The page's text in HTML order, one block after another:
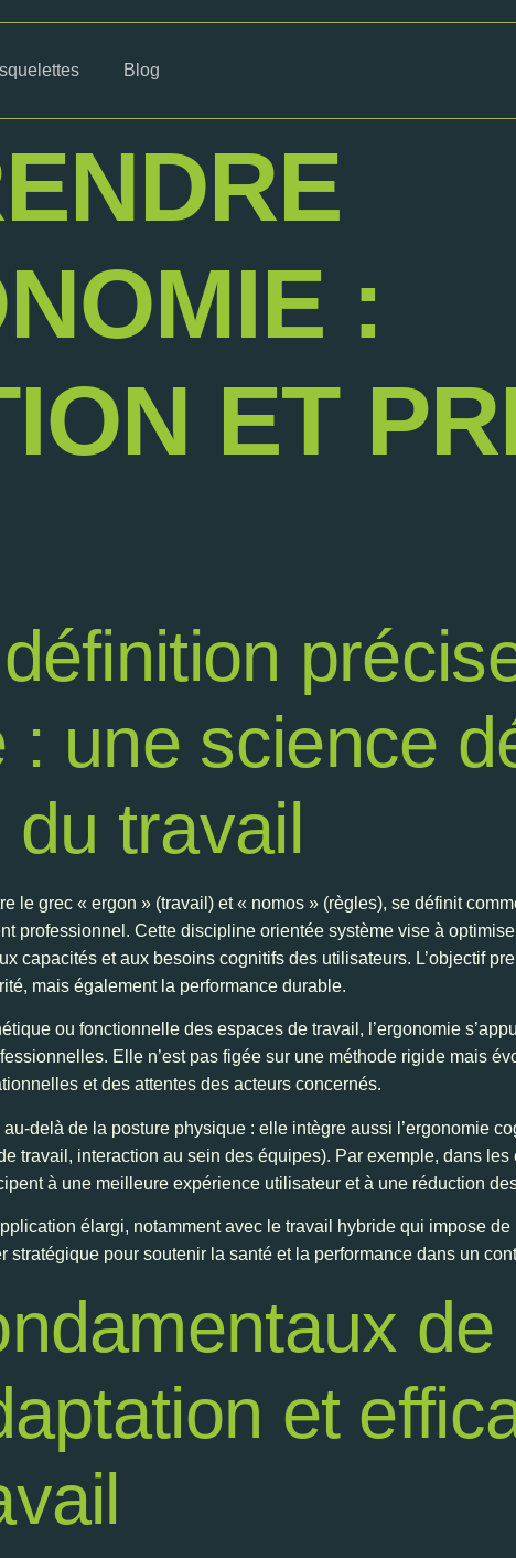
Blog
:
ET
: une science
du travail
le grec « ergon » (travail) et « nomos » (règles), se définit
professionnel. Cette discipline orientée système vise à
capacités et aux besoins cognitifs des utilisateurs. L’objectif
mais également la performance durable.
ou fonctionnelle des espaces de travail, l’ergonomie
Elle n’est pas figée sur une méthode rigide mais
et des attentes des acteurs concernés.
delà de la posture physique : elle intègre aussi l’ergonomie
travail, interaction au sein des équipes). Par exemple, dans
à une meilleure expérience utilisateur et à une réduction
élargi, notamment avec le travail hybride qui impose
pour soutenir la santé et la performance dans un
de
et